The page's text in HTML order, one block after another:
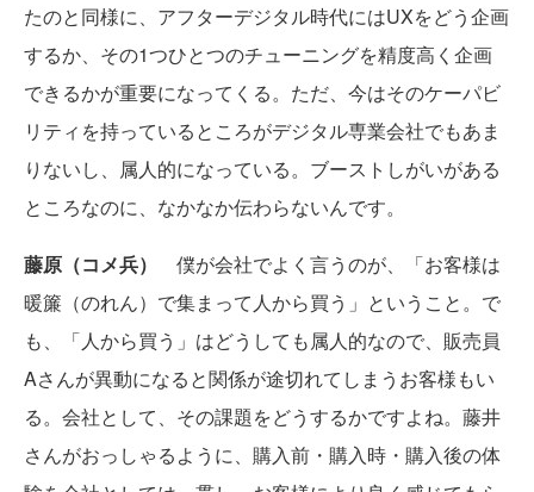
たのと同様に、アフターデジタル時代にはUXをどう企画
するか、その1つひとつのチューニングを精度高く企画
できるかが重要になってくる。ただ、今はそのケーパビ
リティを持っているところがデジタル専業会社でもあま
りないし、属人的になっている。ブーストしがいがある
ところなのに、なかなか伝わらないんです。
藤原（コメ兵）
僕が会社でよく言うのが、「お客様は
暖簾（のれん）で集まって人から買う」ということ。で
も、「人から買う」はどうしても属人的なので、販売員
Aさんが異動になると関係が途切れてしまうお客様もい
る。会社として、その課題をどうするかですよね。藤井
さんがおっしゃるように、購入前・購入時・購入後の体